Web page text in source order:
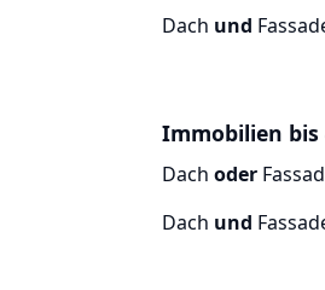
Dach und
Immobilien
Dach oder
Dach und